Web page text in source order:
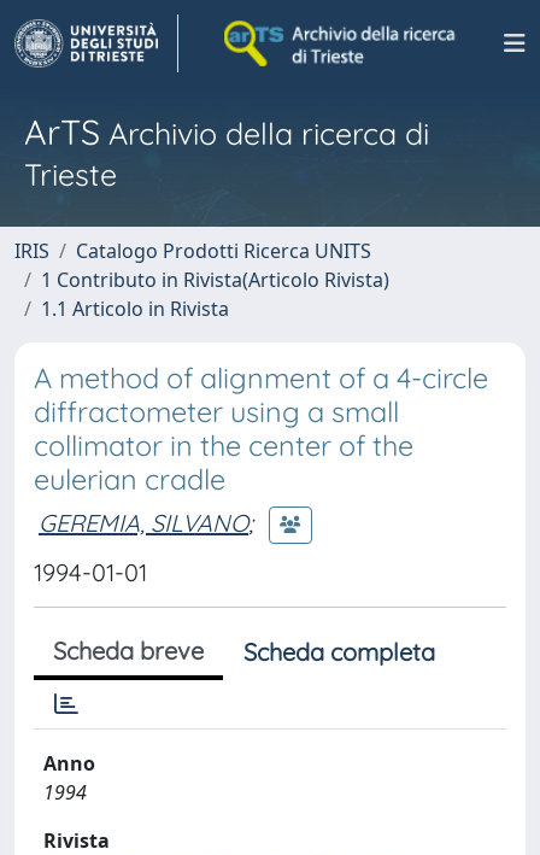
ArTS Archivio della ricerca di
Trieste
IRIS
Catalogo Prodotti Ricerca UNITS
1 Contributo in Rivista(Articolo Rivista)
1.1 Articolo in Rivista
A method of alignment of a 4-circle
diffractometer using a small
collimator in the center of the
eulerian cradle
GEREMIA, SILVANO;
1994-01-01
Scheda breve Scheda completa
Anno
1994
Rivista